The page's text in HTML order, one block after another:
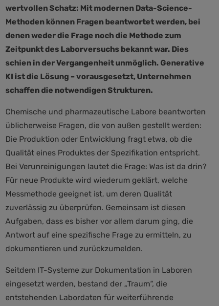
wertvollen Schatz: Mit modernen Data-Science-
Methoden können Fragen beantwortet werden, bei
denen weder die Frage noch die Methode zum
Zeitpunkt des Laborversuchs bekannt war. Dies
schien in der Vergangenheit unmöglich. Generative
KI ist die Lösung – vorausgesetzt, Unternehmen
schaffen die notwendigen Strukturen.
Chemische und pharmazeutische Labore beantworten
üblicherweise Fragen, die von außen gestellt werden:
Die Produktion oder Entwicklung fragt etwa, ob die
Qualität eines Produktes der Spezifikation entspricht.
Bei Verunreinigungen lautet die Frage: Was ist da drin?
Für neue Produkte wird wiederum geklärt, welche
Messmethode geeignet ist, um deren Qualität
zuverlässig zu überprüfen. Gemeinsam ist diesen
Aufgaben, dass es bisher vor allem darum ging, die
Antwort auf eine spezifische Frage zu ermitteln, zu
dokumentieren und zurückzumelden.
Seitdem IT-Systeme zur Dokumentation in Laboren
eingesetzt werden, bestand der „Traum“, die
entstehenden Labordaten für weiterführende